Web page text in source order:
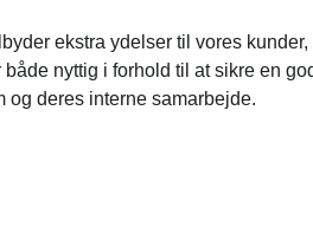
ekstra ydelser til vores
nyttig i forhold til at sikre en
og deres interne samarbejde.